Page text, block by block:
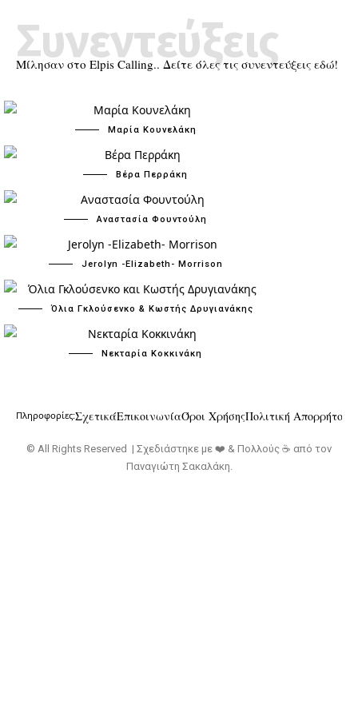
Μίλησαν στο Elpis Calling.. Δείτε όλες τις συνεντεύξεις εδώ!
Συνεντεύξεις
Μαρία Κουνελάκη
Βέρα Περράκη
Αναστασία Φουντούλη
Jerolyn -Elizabeth- Morrison
Όλια Γκλούσενκο & Κωστής Δρυγιανάκης
Νεκταρία Κοκκινάκη
Πληροφορίες:ΣχετικάΕπικοινωνίαΌροι ΧρήσηςΠολιτική Απορρήτου
© All Rights Reserved | Σχεδιάστηκε με ❤️ & Πολλούς ☕ από τον
Παναγιώτη Σακαλάκη